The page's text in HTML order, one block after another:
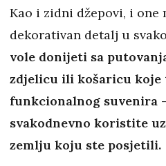
Kao i zidni džepovi, i
dekorativan detalj u
vole donijeti sa
zdjelicu ili košaricu koje
funkcionalnog suvenira
svakodnevno koristite
zemlju koju ste posjetili.